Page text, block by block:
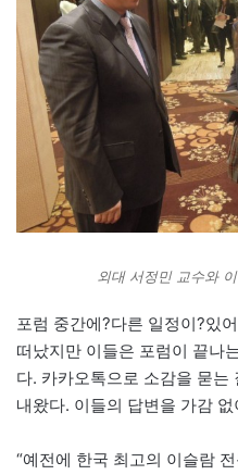
외대 서정민 교수와
포럼 중간에?다른 일정이?있
떠났지만 이들은 포럼이 끝나
다. 카카오톡으로 소감을 묻는
내왔다. 이들의 답변을 가감
“예전에 한국 최고의 이슬람